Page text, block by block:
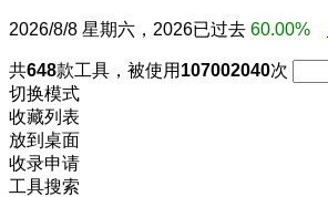
2026/8/8 星期六，2026已过去 60.00%
共648款工具，被使用 107002040次
切换模式
收藏列表
放到桌面
收录申请
工具搜索